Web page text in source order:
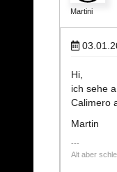
Martini
Hi,
ich sehe
Calimero
Martin
Alt aber